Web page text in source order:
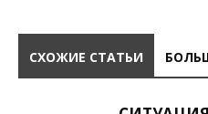
СХОЖИЕ СТАТЬИ